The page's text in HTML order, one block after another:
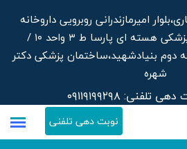
امیرمازندرانی روبرویی داروخانه‌
دکتر صحرایی مجتمع پزشکی هسته ای پارسا ط ۳ واحد ۱۰ /
دوم بنیادشهید،ساختمان پزشکی دکتر
شهره
دهی تلفنی:۰۹۱۱۹۱۹۹۲۹۸
نوبت دهی تلفنی